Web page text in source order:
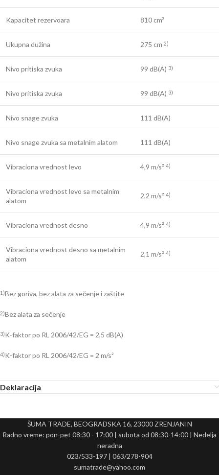
Kapacitet rezervoara 810 cm³
Ukupna dužina 275 cm 2)
Nivo pritiska zvuka 99 dB(A) 3)
Nivo pritiska zvuka 99 dB(A) 3)
Nivo snage zvuka 111 dB(A)
Nivo snage zvuka sa metalnim alatom 111 dB(A)
Vibraciona vrednost levo 4,9 m/s² 4)
Vibraciona vrednost levo sa metalnim
alatom
2,2 m/s² 4)
Vibraciona vrednost desno 4,9 m/s² 4)
Vibraciona vrednost desno sa metalnim
alatom
2,1 m/s² 4)
1)Bez goriva, bez alata za sečenje i zaštite
2)Bez alata za sečenje
3)K-faktor po RL 2006/42/EG = 2,5 dB(A)
4)K-faktor po RL 2006/42/EG = 2 m/s²
Deklaracija
ŠUMA TRADE, BEOGRADSKA 16, 23000 ZRENJANIN
Radno vreme: pon-pet 08:30 - 17:00 | subota od 08:30-14:00 | Nedelja
neradna
023/533-197 | 063/278-904
sumatrade@yahoo.com